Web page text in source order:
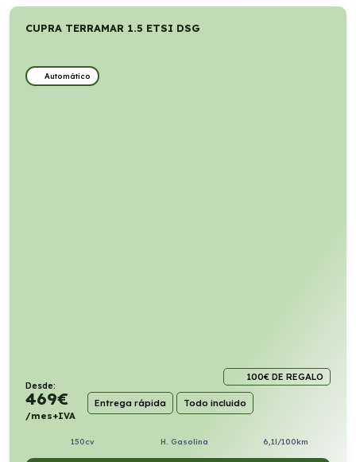
CUPRA TERRAMAR 1.5 ETSI DSG
Automático
100€ DE REGALO
Desde:
469€
/mes+IVA
Entrega rápida Todo incluido
150cv H. Gasolina 6,1l/100km